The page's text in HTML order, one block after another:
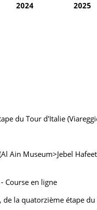
2024 2025
du Tour d'Italie
Ain Museum>Jebel
Course en ligne
la quatorzième étape du